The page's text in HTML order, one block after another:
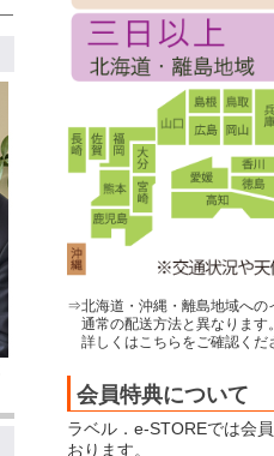
⇒北海道・沖縄・離島地域への
通常の配送方法と異なります
詳しくはこちらをご確認くだ
会員特典について
ラベル．e-STOREでは会
おります。